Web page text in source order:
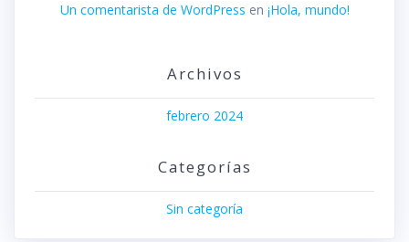
Un comentarista de WordPress en ¡Hola, mundo!
Archivos
febrero 2024
Categorías
Sin categoría